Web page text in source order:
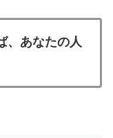
、あなたの人